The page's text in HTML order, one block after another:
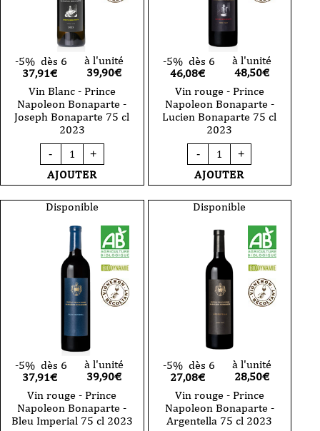
-5% dès 6
37,91€
à l'unité
39,90€
Vin Blanc - Prince
Napoleon Bonaparte -
Joseph Bonaparte 75 cl
2023
-
quantité
de
Vin
Blanc
Prince
Napoleon
Bonaparte
Joseph
Bonaparte
75
2023
+
AJOUTER
-5% dès 6
46,08€
à l'unité
48,50€
Vin rouge - Prince
Napoleon Bonaparte -
Lucien Bonaparte 75 cl
2023
-
quantité
de
Vin
rouge
Prince
Napoleon
Bonaparte
Lucien
Bonaparte
75
cl
2023
+
AJOUTER
Disponible
-5% dès 6
37,91€
à l'unité
39,90€
Vin rouge - Prince
Napoleon Bonaparte -
Bleu Imperial 75 cl 2023
Disponible
-5% dès 6
27,08€
à l'unité
28,50€
Vin rouge - Prince
Napoleon Bonaparte -
Argentella 75 cl 2023